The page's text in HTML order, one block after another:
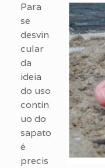
Para
se
desvin
cular
da
ideia
do uso
contín
uo do
sapato
é
precis